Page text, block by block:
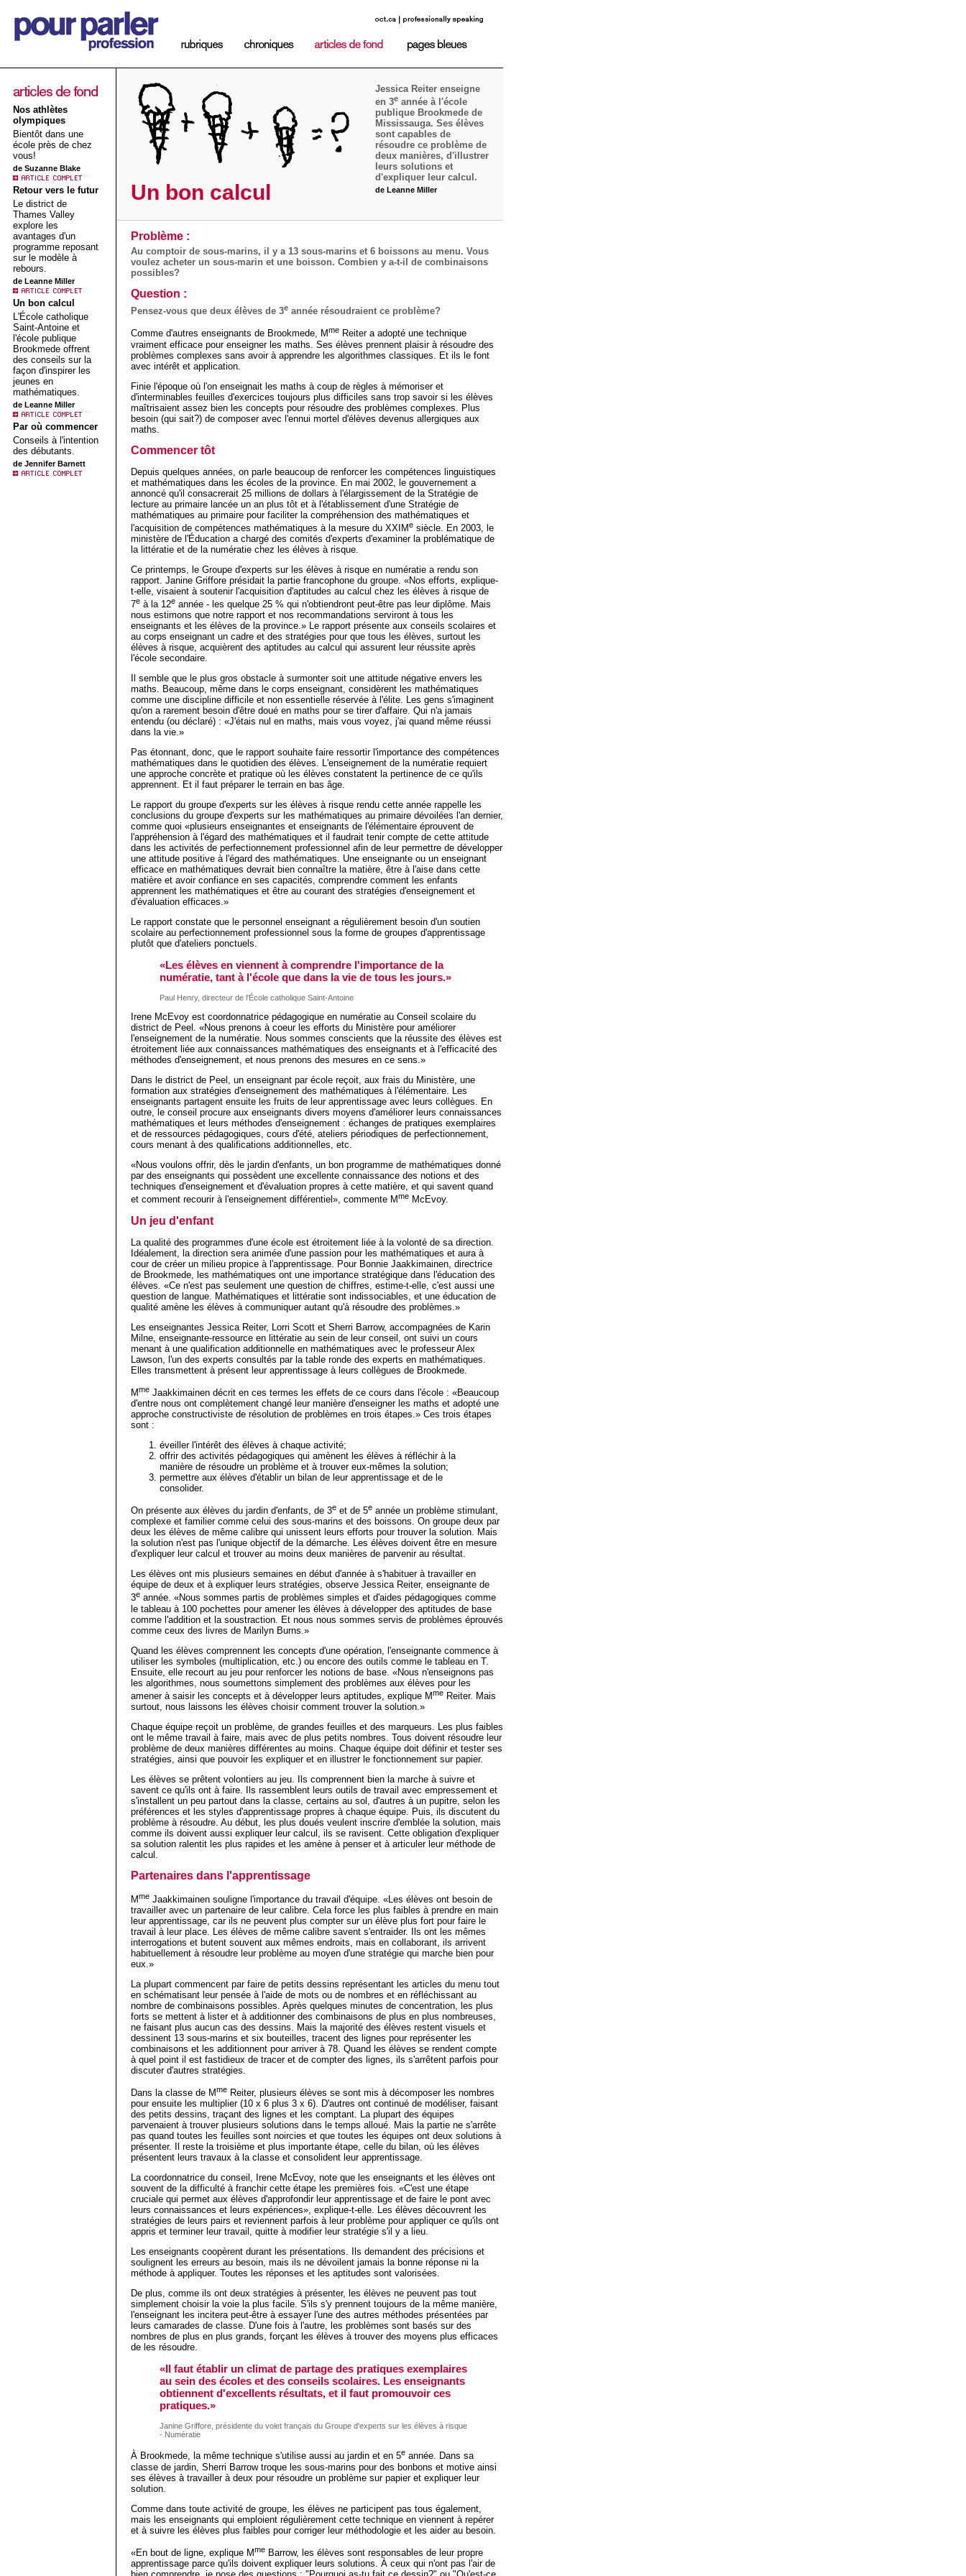
Nos athlètes
olympiques
Bientôt dans une
école près de chez
vous!
de Suzanne Blake
Retour vers le futur
Le district de
Thames Valley
explore les
avantages d'un
programme reposant
sur le modèle à
rebours.
de Leanne Miller
Un bon calcul
L'École catholique
Saint-Antoine et
l'école publique
Brookmede offrent
des conseils sur la
façon d'inspirer les
jeunes en
mathématiques.
de Leanne Miller
Par où commencer
Conseils à l'intention
des débutants.
de Jennifer Barnett
Un bon calcul
Jessica Reiter enseigne
en 3e année à l'école
publique Brookmede de
Mississauga. Ses élèves
sont capables de
résoudre ce problème de
deux manières, d'illustrer
leurs solutions et
d'expliquer leur calcul.
de Leanne Miller
Problème :
Au comptoir de sous-marins, il y a 13 sous-marins et 6 boissons au menu. Vous
voulez acheter un sous-marin et une boisson. Combien y a-t-il de combinaisons
possibles?
Question :
Pensez-vous que deux élèves de 3e année résoudraient ce problème?
Comme d'autres enseignants de Brookmede, Mme Reiter a adopté une technique
vraiment efficace pour enseigner les maths. Ses élèves prennent plaisir à résoudre des
problèmes complexes sans avoir à apprendre les algorithmes classiques. Et ils le font
avec intérêt et application.
Finie l'époque où l'on enseignait les maths à coup de règles à mémoriser et
d'interminables feuilles d'exercices toujours plus difficiles sans trop savoir si les élèves
maîtrisaient assez bien les concepts pour résoudre des problèmes complexes. Plus
besoin (qui sait?) de composer avec l'ennui mortel d'élèves devenus allergiques aux
maths.
Commencer tôt
Depuis quelques années, on parle beaucoup de renforcer les compétences linguistiques
et mathématiques dans les écoles de la province. En mai 2002, le gouvernement a
annoncé qu'il consacrerait 25 millions de dollars à l'élargissement de la Stratégie de
lecture au primaire lancée un an plus tôt et à l'établissement d'une Stratégie de
mathématiques au primaire pour faciliter la compréhension des mathématiques et
l'acquisition de compétences mathématiques à la mesure du XXIMe siècle. En 2003, le
ministère de l'Éducation a chargé des comités d'experts d'examiner la problématique de
la littératie et de la numératie chez les élèves à risque.
Ce printemps, le Groupe d'experts sur les élèves à risque en numératie a rendu son
rapport. Janine Griffore présidait la partie francophone du groupe. «Nos efforts, explique-
t-elle, visaient à soutenir l'acquisition d'aptitudes au calcul chez les élèves à risque de
7e à la 12e année - les quelque 25 % qui n'obtiendront peut-être pas leur diplôme. Mais
nous estimons que notre rapport et nos recommandations serviront à tous les
enseignants et les élèves de la province.» Le rapport présente aux conseils scolaires et
au corps enseignant un cadre et des stratégies pour que tous les élèves, surtout les
élèves à risque, acquièrent des aptitudes au calcul qui assurent leur réussite après
l'école secondaire.
Il semble que le plus gros obstacle à surmonter soit une attitude négative envers les
maths. Beaucoup, même dans le corps enseignant, considèrent les mathématiques
comme une discipline difficile et non essentielle réservée à l'élite. Les gens s'imaginent
qu'on a rarement besoin d'être doué en maths pour se tirer d'affaire. Qui n'a jamais
entendu (ou déclaré) : «J'étais nul en maths, mais vous voyez, j'ai quand même réussi
dans la vie.»
Pas étonnant, donc, que le rapport souhaite faire ressortir l'importance des compétences
mathématiques dans le quotidien des élèves. L'enseignement de la numératie requiert
une approche concrète et pratique où les élèves constatent la pertinence de ce qu'ils
apprennent. Et il faut préparer le terrain en bas âge.
Le rapport du groupe d'experts sur les élèves à risque rendu cette année rappelle les
conclusions du groupe d'experts sur les mathématiques au primaire dévoilées l'an dernier,
comme quoi «plusieurs enseignantes et enseignants de l'élémentaire éprouvent de
l'appréhension à l'égard des mathématiques et il faudrait tenir compte de cette attitude
dans les activités de perfectionnement professionnel afin de leur permettre de développer
une attitude positive à l'égard des mathématiques. Une enseignante ou un enseignant
efficace en mathématiques devrait bien connaître la matière, être à l'aise dans cette
matière et avoir confiance en ses capacités, comprendre comment les enfants
apprennent les mathématiques et être au courant des stratégies d'enseignement et
d'évaluation efficaces.»
Le rapport constate que le personnel enseignant a régulièrement besoin d'un soutien
scolaire au perfectionnement professionnel sous la forme de groupes d'apprentissage
plutôt que d'ateliers ponctuels.
«Les élèves en viennent à comprendre l'importance de la
numératie, tant à l'école que dans la vie de tous les jours.»
Paul Henry, directeur de l'École catholique Saint-Antoine
Irene McEvoy est coordonnatrice pédagogique en numératie au Conseil scolaire du
district de Peel. «Nous prenons à coeur les efforts du Ministère pour améliorer
l'enseignement de la numératie. Nous sommes conscients que la réussite des élèves est
étroitement liée aux connaissances mathématiques des enseignants et à l'efficacité des
méthodes d'enseignement, et nous prenons des mesures en ce sens.»
Dans le district de Peel, un enseignant par école reçoit, aux frais du Ministère, une
formation aux stratégies d'enseignement des mathématiques à l'élémentaire. Les
enseignants partagent ensuite les fruits de leur apprentissage avec leurs collègues. En
outre, le conseil procure aux enseignants divers moyens d'améliorer leurs connaissances
mathématiques et leurs méthodes d'enseignement : échanges de pratiques exemplaires
et de ressources pédagogiques, cours d'été, ateliers périodiques de perfectionnement,
cours menant à des qualifications additionnelles, etc.
«Nous voulons offrir, dès le jardin d'enfants, un bon programme de mathématiques donné
par des enseignants qui possèdent une excellente connaissance des notions et des
techniques d'enseignement et d'évaluation propres à cette matière, et qui savent quand
et comment recourir à l'enseignement différentiel», commente Mme McEvoy.
Un jeu d'enfant
La qualité des programmes d'une école est étroitement liée à la volonté de sa direction.
Idéalement, la direction sera animée d'une passion pour les mathématiques et aura à
cour de créer un milieu propice à l'apprentissage. Pour Bonnie Jaakkimainen, directrice
de Brookmede, les mathématiques ont une importance stratégique dans l'éducation des
élèves. «Ce n'est pas seulement une question de chiffres, estime-t-elle, c'est aussi une
question de langue. Mathématiques et littératie sont indissociables, et une éducation de
qualité amène les élèves à communiquer autant qu'à résoudre des problèmes.»
Les enseignantes Jessica Reiter, Lorri Scott et Sherri Barrow, accompagnées de Karin
Milne, enseignante-ressource en littératie au sein de leur conseil, ont suivi un cours
menant à une qualification additionnelle en mathématiques avec le professeur Alex
Lawson, l'un des experts consultés par la table ronde des experts en mathématiques.
Elles transmettent à présent leur apprentissage à leurs collègues de Brookmede.
Mme Jaakkimainen décrit en ces termes les effets de ce cours dans l'école : «Beaucoup
d'entre nous ont complètement changé leur manière d'enseigner les maths et adopté une
approche constructiviste de résolution de problèmes en trois étapes.» Ces trois étapes
sont :
éveiller l'intérêt des élèves à chaque activité;
offrir des activités pédagogiques qui amènent les élèves à réfléchir à la
manière de résoudre un problème et à trouver eux-mêmes la solution;
permettre aux élèves d'établir un bilan de leur apprentissage et de le
consolider.
On présente aux élèves du jardin d'enfants, de 3e et de 5e année un problème stimulant,
complexe et familier comme celui des sous-marins et des boissons. On groupe deux par
deux les élèves de même calibre qui unissent leurs efforts pour trouver la solution. Mais
la solution n'est pas l'unique objectif de la démarche. Les élèves doivent être en mesure
d'expliquer leur calcul et trouver au moins deux manières de parvenir au résultat.
Les élèves ont mis plusieurs semaines en début d'année à s'habituer à travailler en
équipe de deux et à expliquer leurs stratégies, observe Jessica Reiter, enseignante de
3e année. «Nous sommes partis de problèmes simples et d'aides pédagogiques comme
le tableau à 100 pochettes pour amener les élèves à développer des aptitudes de base
comme l'addition et la soustraction. Et nous nous sommes servis de problèmes éprouvés
comme ceux des livres de Marilyn Burns.»
Quand les élèves comprennent les concepts d'une opération, l'enseignante commence à
utiliser les symboles (multiplication, etc.) ou encore des outils comme le tableau en T.
Ensuite, elle recourt au jeu pour renforcer les notions de base. «Nous n'enseignons pas
les algorithmes, nous soumettons simplement des problèmes aux élèves pour les
amener à saisir les concepts et à développer leurs aptitudes, explique Mme Reiter. Mais
surtout, nous laissons les élèves choisir comment trouver la solution.»
Chaque équipe reçoit un problème, de grandes feuilles et des marqueurs. Les plus faibles
ont le même travail à faire, mais avec de plus petits nombres. Tous doivent résoudre leur
problème de deux manières différentes au moins. Chaque équipe doit définir et tester ses
stratégies, ainsi que pouvoir les expliquer et en illustrer le fonctionnement sur papier.
Les élèves se prêtent volontiers au jeu. Ils comprennent bien la marche à suivre et
savent ce qu'ils ont à faire. Ils rassemblent leurs outils de travail avec empressement et
s'installent un peu partout dans la classe, certains au sol, d'autres à un pupitre, selon les
préférences et les styles d'apprentissage propres à chaque équipe. Puis, ils discutent du
problème à résoudre. Au début, les plus doués veulent inscrire d'emblée la solution, mais
comme ils doivent aussi expliquer leur calcul, ils se ravisent. Cette obligation d'expliquer
sa solution ralentit les plus rapides et les amène à penser et à articuler leur méthode de
calcul.
Partenaires dans l'apprentissage
Mme Jaakkimainen souligne l'importance du travail d'équipe. «Les élèves ont besoin de
travailler avec un partenaire de leur calibre. Cela force les plus faibles à prendre en main
leur apprentissage, car ils ne peuvent plus compter sur un élève plus fort pour faire le
travail à leur place. Les élèves de même calibre savent s'entraider. Ils ont les mêmes
interrogations et butent souvent aux mêmes endroits, mais en collaborant, ils arrivent
habituellement à résoudre leur problème au moyen d'une stratégie qui marche bien pour
eux.»
La plupart commencent par faire de petits dessins représentant les articles du menu tout
en schématisant leur pensée à l'aide de mots ou de nombres et en réfléchissant au
nombre de combinaisons possibles. Après quelques minutes de concentration, les plus
forts se mettent à lister et à additionner des combinaisons de plus en plus nombreuses,
ne faisant plus aucun cas des dessins. Mais la majorité des élèves restent visuels et
dessinent 13 sous-marins et six bouteilles, tracent des lignes pour représenter les
combinaisons et les additionnent pour arriver à 78. Quand les élèves se rendent compte
à quel point il est fastidieux de tracer et de compter des lignes, ils s'arrêtent parfois pour
discuter d'autres stratégies.
Dans la classe de Mme Reiter, plusieurs élèves se sont mis à décomposer les nombres
pour ensuite les multiplier (10 x 6 plus 3 x 6). D'autres ont continué de modéliser, faisant
des petits dessins, traçant des lignes et les comptant. La plupart des équipes
parvenaient à trouver plusieurs solutions dans le temps alloué. Mais la partie ne s'arrête
pas quand toutes les feuilles sont noircies et que toutes les équipes ont deux solutions à
présenter. Il reste la troisième et plus importante étape, celle du bilan, où les élèves
présentent leurs travaux à la classe et consolident leur apprentissage.
La coordonnatrice du conseil, Irene McEvoy, note que les enseignants et les élèves ont
souvent de la difficulté à franchir cette étape les premières fois. «C'est une étape
cruciale qui permet aux élèves d'approfondir leur apprentissage et de faire le pont avec
leurs connaissances et leurs expériences», explique-t-elle. Les élèves découvrent les
stratégies de leurs pairs et reviennent parfois à leur problème pour appliquer ce qu'ils ont
appris et terminer leur travail, quitte à modifier leur stratégie s'il y a lieu.
Les enseignants coopèrent durant les présentations. Ils demandent des précisions et
soulignent les erreurs au besoin, mais ils ne dévoilent jamais la bonne réponse ni la
méthode à appliquer. Toutes les réponses et les aptitudes sont valorisées.
De plus, comme ils ont deux stratégies à présenter, les élèves ne peuvent pas tout
simplement choisir la voie la plus facile. S'ils s'y prennent toujours de la même manière,
l'enseignant les incitera peut-être à essayer l'une des autres méthodes présentées par
leurs camarades de classe. D'une fois à l'autre, les problèmes sont basés sur des
nombres de plus en plus grands, forçant les élèves à trouver des moyens plus efficaces
de les résoudre.
«Il faut établir un climat de partage des pratiques exemplaires
au sein des écoles et des conseils scolaires. Les enseignants
obtiennent d'excellents résultats, et il faut promouvoir ces
pratiques.»
Janine Griffore, présidente du volet français du Groupe d'experts sur les élèves à risque
- Numératie
À Brookmede, la même technique s'utilise aussi au jardin et en 5e année. Dans sa
classe de jardin, Sherri Barrow troque les sous-marins pour des bonbons et motive ainsi
ses élèves à travailler à deux pour résoudre un problème sur papier et expliquer leur
solution.
Comme dans toute activité de groupe, les élèves ne participent pas tous également,
mais les enseignants qui emploient régulièrement cette technique en viennent à repérer
et à suivre les élèves plus faibles pour corriger leur méthodologie et les aider au besoin.
«En bout de ligne, explique Mme Barrow, les élèves sont responsables de leur propre
apprentissage parce qu'ils doivent expliquer leurs solutions. À ceux qui n'ont pas l'air de